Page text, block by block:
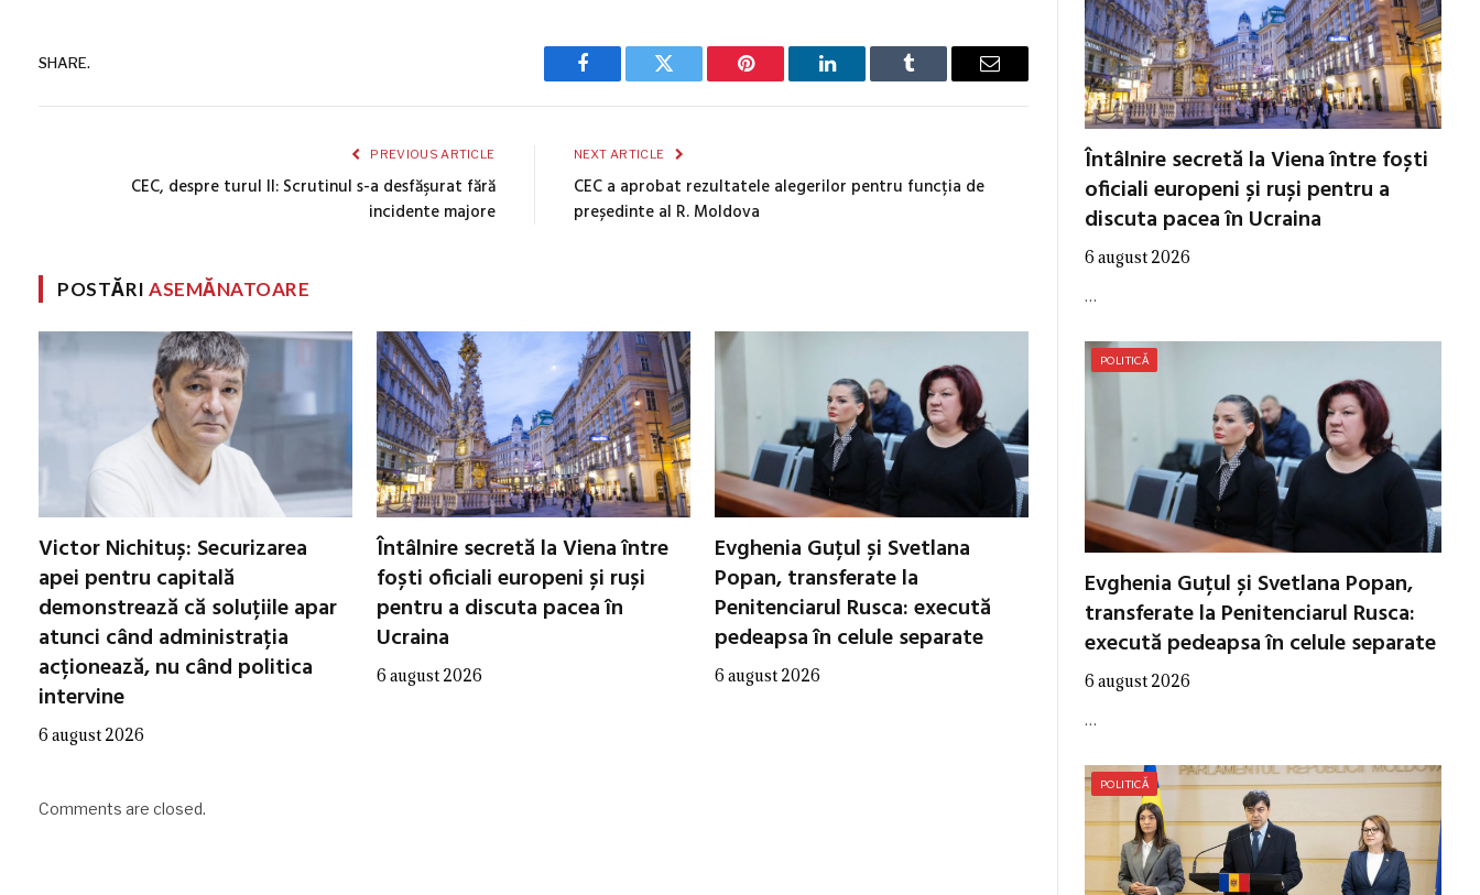
SHARE.
Facebook Twitter Pinterest LinkedIn Tumblr Email
PREVIOUS ARTICLE
CEC, despre turul II: Scrutinul s-a desfăşurat fără
incidente majore
NEXT ARTICLE
CEC a aprobat rezultatele alegerilor pentru funcția de
președinte al R. Moldova
POSTĂRIASEMĂNATOARE
Victor Nichituș: Securizarea
apei pentru capitală
demonstrează că soluțiile apar
atunci când administrația
acționează, nu când politica
intervine
6 august 2026
Întâlnire secretă la Viena între
foști oficiali europeni și ruși
pentru a discuta pacea în
Ucraina
6 august 2026
Evghenia Guțul și Svetlana
Popan, transferate la
Penitenciarul Rusca: execută
pedeapsa în celule separate
6 august 2026
Comments are closed.
Întâlnire secretă la Viena între foști
oficiali europeni și ruși pentru a
discuta pacea în Ucraina
6 august 2026
…
POLITICĂ
Evghenia Guțul și Svetlana Popan,
transferate la Penitenciarul Rusca:
execută pedeapsa în celule separate
6 august 2026
…
POLITICĂ